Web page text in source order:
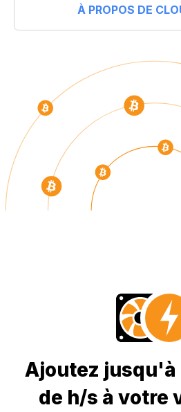
À PROPOS DE
Ajoutez jusqu'à
de h/s à votre